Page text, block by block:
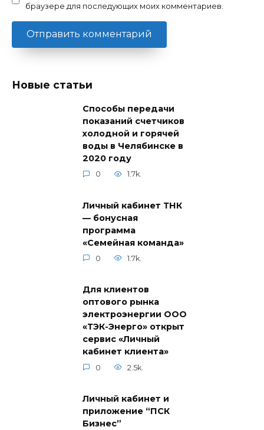
браузере для последующих моих комментариев.
Новые статьи
Способы передачи
показаний счетчиков
холодной и горячей
воды в Челябинске в
2020 году
0 1.7k.
Личный кабинет ТНК
— бонусная
программа
«Семейная команда»
0 1.7k.
Для клиентов
оптового рынка
электроэнергии ООО
«ТЭК-Энерго» открыт
сервис «Личный
кабинет клиента»
0 2.5k.
Личный кабинет и
приложение “ПСК
Бизнес”